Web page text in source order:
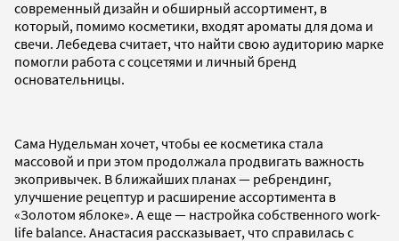
современный дизайн и обширный ассортимент, в
который, помимо косметики, входят ароматы для дома и
свечи. Лебедева считает, что найти свою аудиторию марке
помогли работа с соцсетями и личный бренд
основательницы.
Сама Нудельман хочет, чтобы ее косметика стала
массовой и при этом продолжала продвигать важность
экопривычек. В ближайших планах — ребрендинг,
улучшение рецептур и расширение ассортимента в
«Золотом яблоке». А еще — настройка собственного work-
life balance. Анастасия рассказывает, что справилась с